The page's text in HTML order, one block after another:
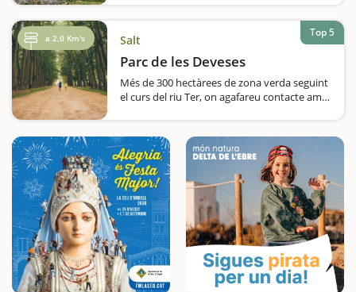
Fornells de la Selva, on podreu tenen trens a
vapor en miniatura, però…
a 2,0 Km's Salt
Parc de les Deveses
Més de 300 hectàrees de zona verda seguint
el curs del riu Ter, on agafareu contacte amb
que el visiteu trobareu un parc diferent.
Això, sí, sempre…
Top 5